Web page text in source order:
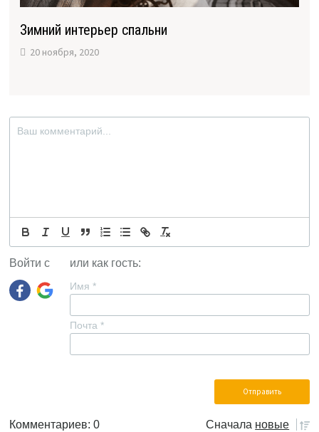
Зимний интерьер спальни
20 ноября, 2020
Войти с или как гость:
Имя *
Почта *
Комментариев: 0 Сначала новые